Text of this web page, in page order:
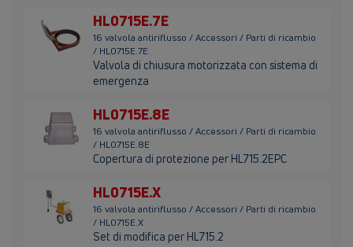
HL0715E.7E
16 valvola antiriflusso / Accessori / Parti di ricambio
/ HL0715E.7E
Valvola di chiusura motorizzata con sistema di
emergenza
HL0715E.8E
16 valvola antiriflusso / Accessori / Parti di ricambio
/ HL0715E.8E
Copertura di protezione per HL715.2EPC
HL0715E.X
16 valvola antiriflusso / Accessori / Parti di ricambio
/ HL0715E.X
Set di modifica per HL715.2